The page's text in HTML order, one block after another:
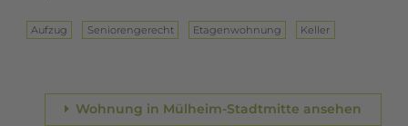
Aufzug Seniorengerecht Eta­gen­woh­nung Keller
Wohnung in Mülheim-Stadtmitte ansehen